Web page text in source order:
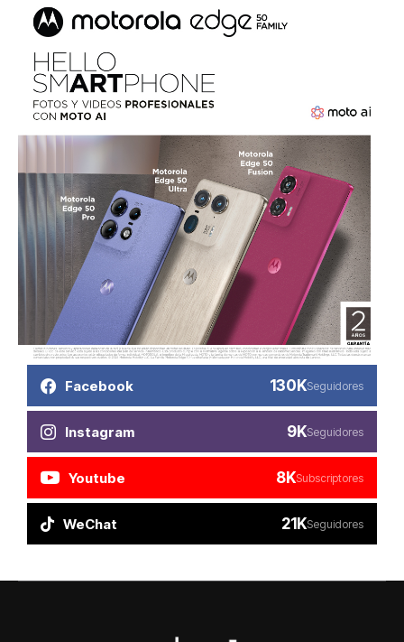
Facebook 130KSeguidores
Instagram 9KSeguidores
Youtube 8KSubscriptores
WeChat 21KSeguidores